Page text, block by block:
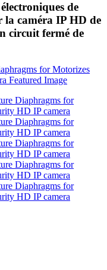
de
caméra IP HD de
circuit fermé de